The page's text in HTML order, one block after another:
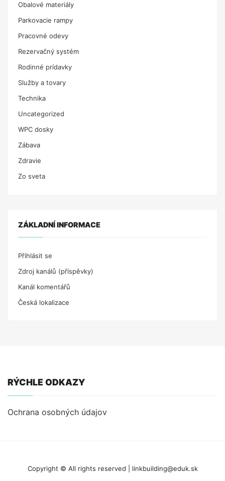
Obalové materiály
Parkovacie rampy
Pracovné odevy
Rezervačný systém
Rodinné prídavky
Služby a tovary
Technika
Uncategorized
WPC dosky
Zábava
Zdravie
Zo sveta
ZÁKLADNÍ INFORMACE
Přihlásit se
Zdroj kanálů (příspěvky)
Kanál komentářů
Česká lokalizace
RÝCHLE ODKAZY
Ochrana osobných údajov
Copyright © All rights reserved | linkbuilding@eduk.sk